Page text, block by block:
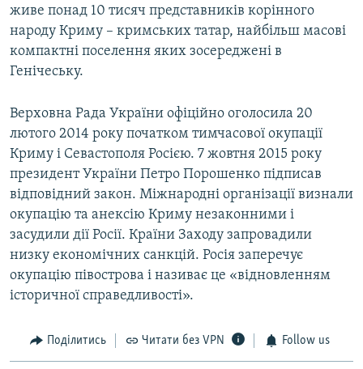
живе понад 10 тисяч представників корінного
народу Криму – кримських татар, найбільш масові
компактні поселення яких зосереджені в
Генічеську.
Верховна Рада України офіційно оголосила 20
лютого 2014 року початком тимчасової окупації
Криму і Севастополя Росією. 7 жовтня 2015 року
президент України Петро Порошенко підписав
відповідний закон. Міжнародні організації визнали
окупацію та анексію Криму незаконними і
засудили дії Росії. Країни Заходу запровадили
низку економічних санкцій. Росія заперечує
окупацію півострова і називає це «відновленням
історичної справедливості».
Поділитись Читати без VPN Follow us